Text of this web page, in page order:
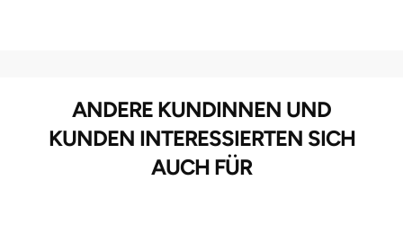
ANDERE KUNDINNEN UND
KUNDEN INTERESSIERTEN SICH
AUCH FÜR